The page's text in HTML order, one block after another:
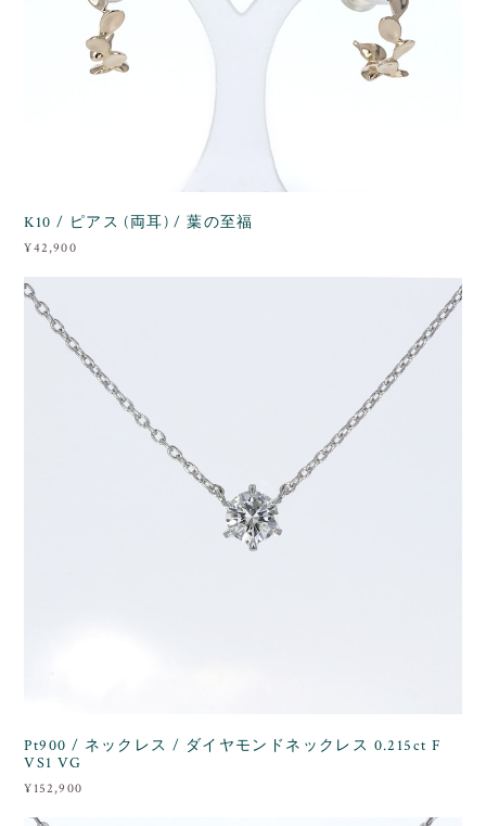
K10 / ピアス (両耳) / 葉の至福
¥42,900
Pt900 / ネックレス / ダイヤモンドネックレス 0.215ct F
VS1 VG
¥152,900